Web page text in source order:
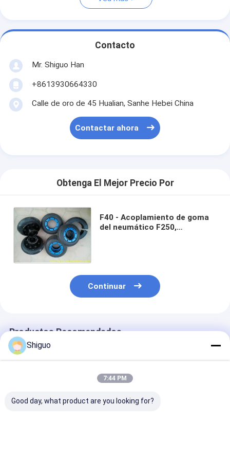
Contacto
Mr. Shiguo Han
+8613930664330
Calle de oro de 45 Hualian, Sanhe Hebei China
Contactar ahora
Obtenga El Mejor Precio Por
F40 - Acoplamiento de goma
del neumático F250,
Continuar
Productos Recomendados
Shiguo
7:44 PM
Good day, what product are you looking for?